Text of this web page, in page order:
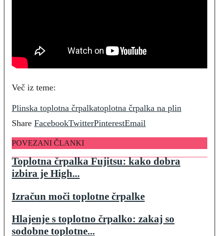
Več iz teme:
Plinska toplotna črpalkatoplotna črpalka na plin
Share FacebookTwitterPinterestEmail
POVEZANI ČLANKI
Toplotna črpalka Fujitsu: kako dobra
izbira je High...
Izračun moči toplotne črpalke
Hlajenje s toplotno črpalko: zakaj so
sodobne toplotne...